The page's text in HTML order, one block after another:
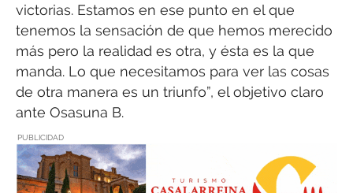
victorias. Estamos en ese punto en el que
tenemos la sensación de que hemos merecido
más pero la realidad es otra, y ésta es la que
manda. Lo que necesitamos para ver las cosas
de otra manera es un triunfo”, el objetivo claro
ante Osasuna B.
PUBLICIDAD